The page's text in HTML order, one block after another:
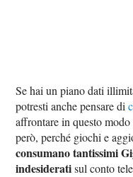
Se hai un piano dati
potresti anche pensare di
affrontare in questo
però, perché giochi e
consumano tantissimi
indesideratisul conto